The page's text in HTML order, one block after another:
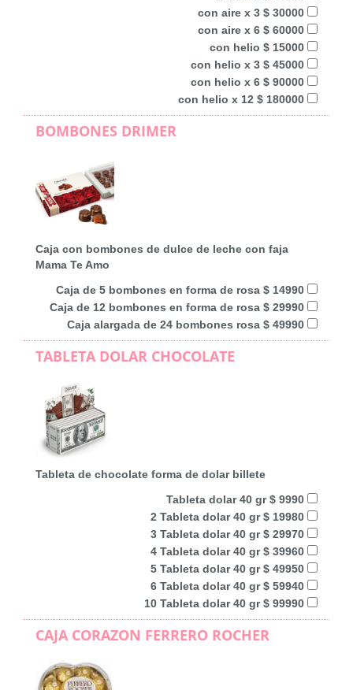
con aire x 3 $ 30000
con aire x 6 $ 60000
con helio $ 15000
con helio x 3 $ 45000
con helio x 6 $ 90000
con helio x 12 $ 180000
BOMBONES DRIMER
Caja con bombones de dulce de leche con faja
Mama Te Amo
Caja de 5 bombones en forma de rosa $ 14990
Caja de 12 bombones en forma de rosa $ 29990
Caja alargada de 24 bombones rosa $ 49990
TABLETA DOLAR CHOCOLATE
Tableta de chocolate forma de dolar billete
Tableta dolar 40 gr $ 9990
2 Tableta dolar 40 gr $ 19980
3 Tableta dolar 40 gr $ 29970
4 Tableta dolar 40 gr $ 39960
5 Tableta dolar 40 gr $ 49950
6 Tableta dolar 40 gr $ 59940
10 Tableta dolar 40 gr $ 99990
CAJA CORAZON FERRERO ROCHER